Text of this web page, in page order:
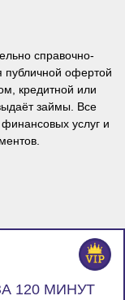
справочно-
публичной офертой
кредитной или
займы. Все
услуг и
120 МИНУТ